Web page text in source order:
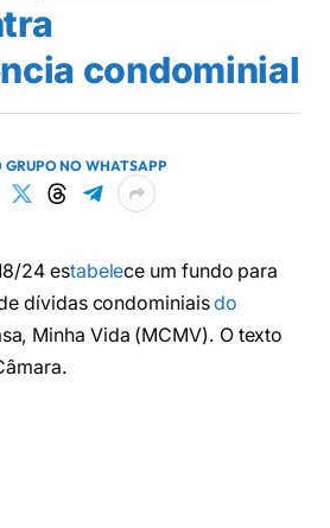
condominial
GRUPO NO WHATSAPP
24 estabelece um fundo para
dívidas condominiaisdo
Minha Vida (MCMV). O texto